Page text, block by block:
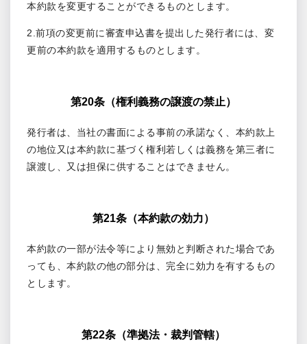
本約款を変更することができるものとします。
2.前項の変更前に審査申込書を提出した発行者には、変
更前の本約款を適用するものとします。
第20条（権利義務の譲渡の禁止）
発行者は、当社の書面による事前の承諾なく、本約款上
の地位又は本約款に基づく権利若しくは義務を第三者に
譲渡し、又は担保に供することはできません。
第21条（本約款の効力）
本約款の一部が法令等により無効と判断された場合であ
っても、本約款の他の部分は、完全に効力を有するもの
とします。
第22条（準拠法・裁判管轄）